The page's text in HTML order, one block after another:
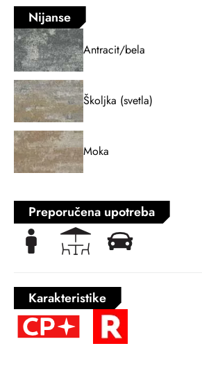
Nijanse
Antracit/bela
Školjka (svetla)
Moka
Preporučena upotreba
Karakteristike